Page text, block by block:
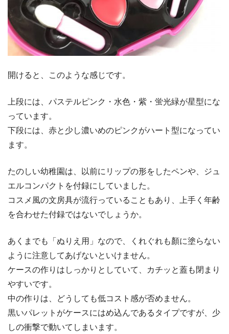
開けると、このような感じです。
上段には、パステルピンク・水色・紫・蛍光緑が星型にな
っています。
下段には、赤と少し濃いめのピンクがハート型になってい
ます。
たのしい幼稚園は、以前にリップの形をしたペンや、ジュ
エルコンパクトを付録にしていました。
コスメ風の文房具が流行っていることもあり、上手く年齢
を合わせた付録ではないでしょうか。
あくまでも「ぬりえ用」なので、くれぐれも顏に塗らない
ように注意してあげないといけません。
ケースの作りはしっかりとしていて、カチッと蓋も閉まり
やすいです。
中の作りは、どうしても低コスト感が否めません。
黒いパレットがケースにはめ込んであるタイプですが、少
しの衝撃で動いてしまいます。